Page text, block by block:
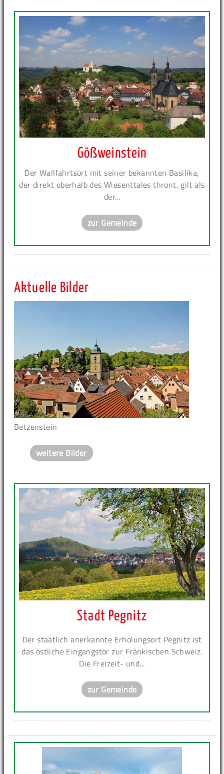
Gößweinstein
Der Wallfahrtsort mit seiner bekannten Basilika,
der direkt oberhalb des Wiesenttales thront, gilt als
der...
zur Gemeinde
Aktuelle Bilder
Betzenstein
weitere Bilder
Stadt Pegnitz
Der staatlich anerkannte Erholungsort Pegnitz ist
das östliche Eingangstor zur Fränkischen Schweiz.
Die Freizeit- und...
zur Gemeinde